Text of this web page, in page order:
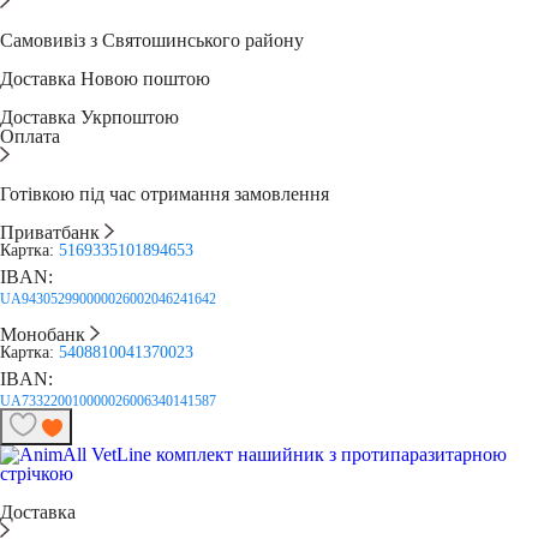
Самовивіз з Святошинського району
Доставка Новою поштою
Доставка Укрпоштою
Оплата
Готівкою під час отримання замовлення
Приватбанк
Картка: 5169335101894653
IBAN:
UA943052990000026002046241642
Монобанк
Картка: 5408810041370023
IBAN:
UA733220010000026006340141587
Доставка